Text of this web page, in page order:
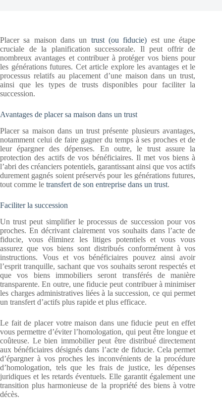
Placer sa maison dans un trust (ou fiducie) est une étape
cruciale de la planification successorale. Il peut offrir de
nombreux avantages et contribuer à protéger vos biens pour
les générations futures. Cet article explore les avantages et le
processus relatifs au placement d’une maison dans un trust,
ainsi que les types de trusts disponibles pour faciliter la
succession.
Avantages de placer sa maison dans un trust
Placer sa maison dans un trust présente plusieurs avantages,
notamment celui de faire gagner du temps à ses proches et de
leur épargner des dépenses. En outre, le trust assure la
protection des actifs de vos bénéficiaires. Il met vos biens à
l’abri des créanciers potentiels, garantissant ainsi que vos actifs
durement gagnés soient préservés pour les générations futures,
tout comme le transfert de son entreprise dans un trust.
Faciliter la succession
Un trust peut simplifier le processus de succession pour vos
proches. En décrivant clairement vos souhaits dans l’acte de
fiducie, vous éliminez les litiges potentiels et vous vous
assurez que vos biens sont distribués conformément à vos
instructions. Vous et vos bénéficiaires pouvez ainsi avoir
l’esprit tranquille, sachant que vos souhaits seront respectés et
que vos biens immobiliers seront transférés de manière
transparente. En outre, une fiducie peut contribuer à minimiser
les charges administratives liées à la succession, ce qui permet
un transfert d’actifs plus rapide et plus efficace.
Le fait de placer votre maison dans une fiducie peut en effet
vous permettre d’éviter l’homologation, qui peut être longue et
coûteuse. Le bien immobilier peut être distribué directement
aux bénéficiaires désignés dans l’acte de fiducie. Cela permet
d’épargner à vos proches les inconvénients de la procédure
d’homologation, tels que les frais de justice, les dépenses
juridiques et les retards éventuels. Elle garantit également une
transition plus harmonieuse de la propriété des biens à votre
décès.